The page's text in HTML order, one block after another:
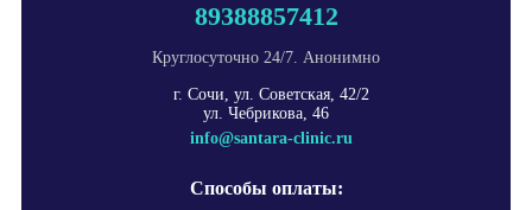
89388857412
Круглосуточно 24/7. Анонимно
г. Сочи, ул. Советская, 42/2
ул. Чебрикова, 46
info@santara-clinic.ru
Способы оплаты: